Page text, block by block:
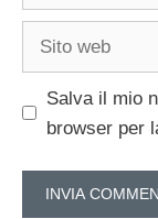
Salva il mio
browser per